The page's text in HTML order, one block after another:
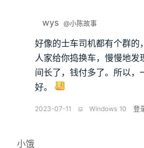
wys @小陈故事
好像的士车司机都有个群的
人家给你捣换车，慢慢地发
间长了，钱付多了。所以，
好。
2023-07-11 ⫑ Windows 10 登
小饿